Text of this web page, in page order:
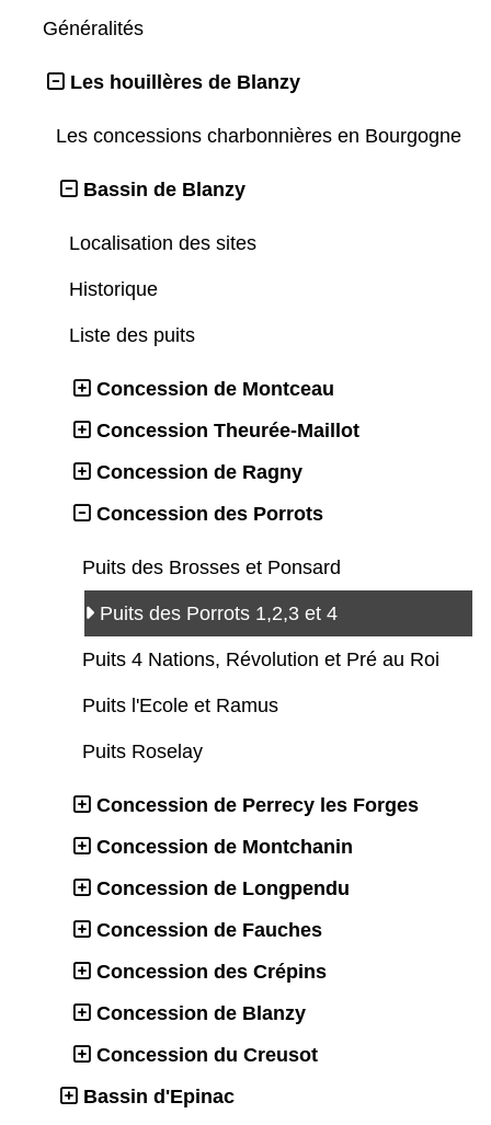
Généralités
Les houillères de Blanzy
Les concessions charbonnières en Bourgogne
Bassin de Blanzy
Localisation des sites
Historique
Liste des puits
Concession de Montceau
Concession Theurée-Maillot
Concession de Ragny
Concession des Porrots
Puits des Brosses et Ponsard
Puits des Porrots 1,2,3 et 4
Puits 4 Nations, Révolution et Pré au Roi
Puits l'Ecole et Ramus
Puits Roselay
Concession de Perrecy les Forges
Concession de Montchanin
Concession de Longpendu
Concession de Fauches
Concession des Crépins
Concession de Blanzy
Concession du Creusot
Bassin d'Epinac